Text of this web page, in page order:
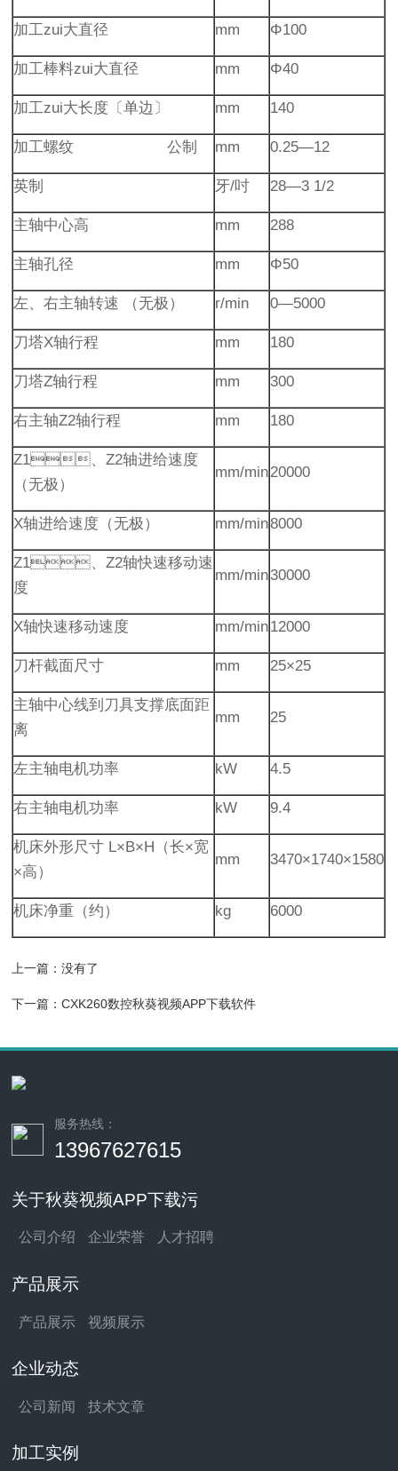
加工zui大直径 mm Φ100
加工棒料zui大直径 mm Φ40
加工zui大长度〔单边〕 mm 140
加工螺纹 公制 mm 0.25—12
英制 牙/吋 28—3 1/2
主轴中心高 mm 288
主轴孔径 mm Φ50
左、右主轴转速 （无极） r/min 0—5000
刀塔X轴行程 mm 180
刀塔Z轴行程 mm 300
右主轴Z2轴行程 mm 180
Z1、Z2轴进给速度
（无极）
mm/min20000
X轴进给速度（无极） mm/min8000
Z1、Z2轴快速移动速
度
mm/min30000
X轴快速移动速度 mm/min12000
刀杆截面尺寸 mm 25×25
主轴中心线到刀具支撑底面距
离
mm 25
左主轴电机功率 kW 4.5
右主轴电机功率 kW 9.4
机床外形尺寸 L×B×H（长×宽
×高）
mm 3470×1740×1580
机床净重（约） kg 6000
上一篇：没有了
下一篇：CXK260数控秋葵视频APP下载软件
服务热线：
13967627615
关于秋葵视频APP下载污
公司介绍 企业荣誉 人才招聘
产品展示
产品展示 视频展示
企业动态
公司新闻 技术文章
加工实例